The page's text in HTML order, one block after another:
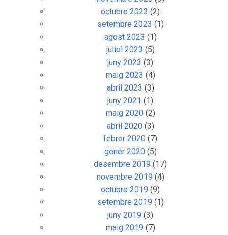
octubre 2023 (2)
setembre 2023 (1)
agost 2023 (1)
juliol 2023 (5)
juny 2023 (3)
maig 2023 (4)
abril 2023 (3)
juny 2021 (1)
maig 2020(2)
abril 2020(3)
febrer 2020 (7)
gener 2020(5)
desembre 2019 (17)
novembre 2019 (4)
octubre 2019 (9)
setembre 2019 (1)
juny 2019 (3)
maig 2019 (7)